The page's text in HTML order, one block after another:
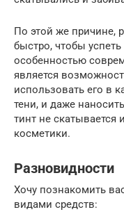
По этой же причине,
быстро, чтобы
особенностью
является
использовать его в
тени, и даже
тинт не скатывается
косметики.
Разновидности
Хочу познакомить
видами средств: